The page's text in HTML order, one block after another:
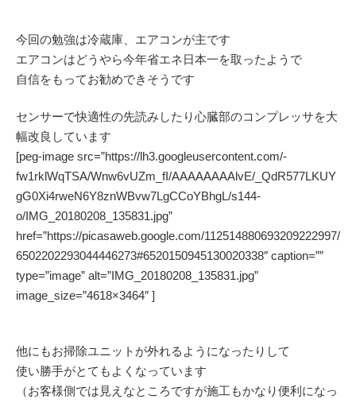
今回の勉強は冷蔵庫、エアコンが主です
エアコンはどうやら今年省エネ日本一を取ったようで
自信をもってお勧めできそうです
センサーで快適性の先読みしたり心臓部のコンプレッサを大
幅改良しています
[peg-image src=”https://lh3.googleusercontent.com/-
fw1rklWqTSA/Wnw6vUZm_fI/AAAAAAAAlvE/_QdR577LKUY
gG0Xi4rweN6Y8znWBvw7LgCCoYBhgL/s144-
o/IMG_20180208_135831.jpg”
href=”https://picasaweb.google.com/112514880693209222997/
6502202293044446273#6520150945130020338″ caption=””
type=”image” alt=”IMG_20180208_135831.jpg”
image_size=”4618×3464″ ]
他にもお掃除ユニットが外れるようになったりして
使い勝手がとてもよくなっています
（お客様側では見えなところですが施工もかなり便利になっ